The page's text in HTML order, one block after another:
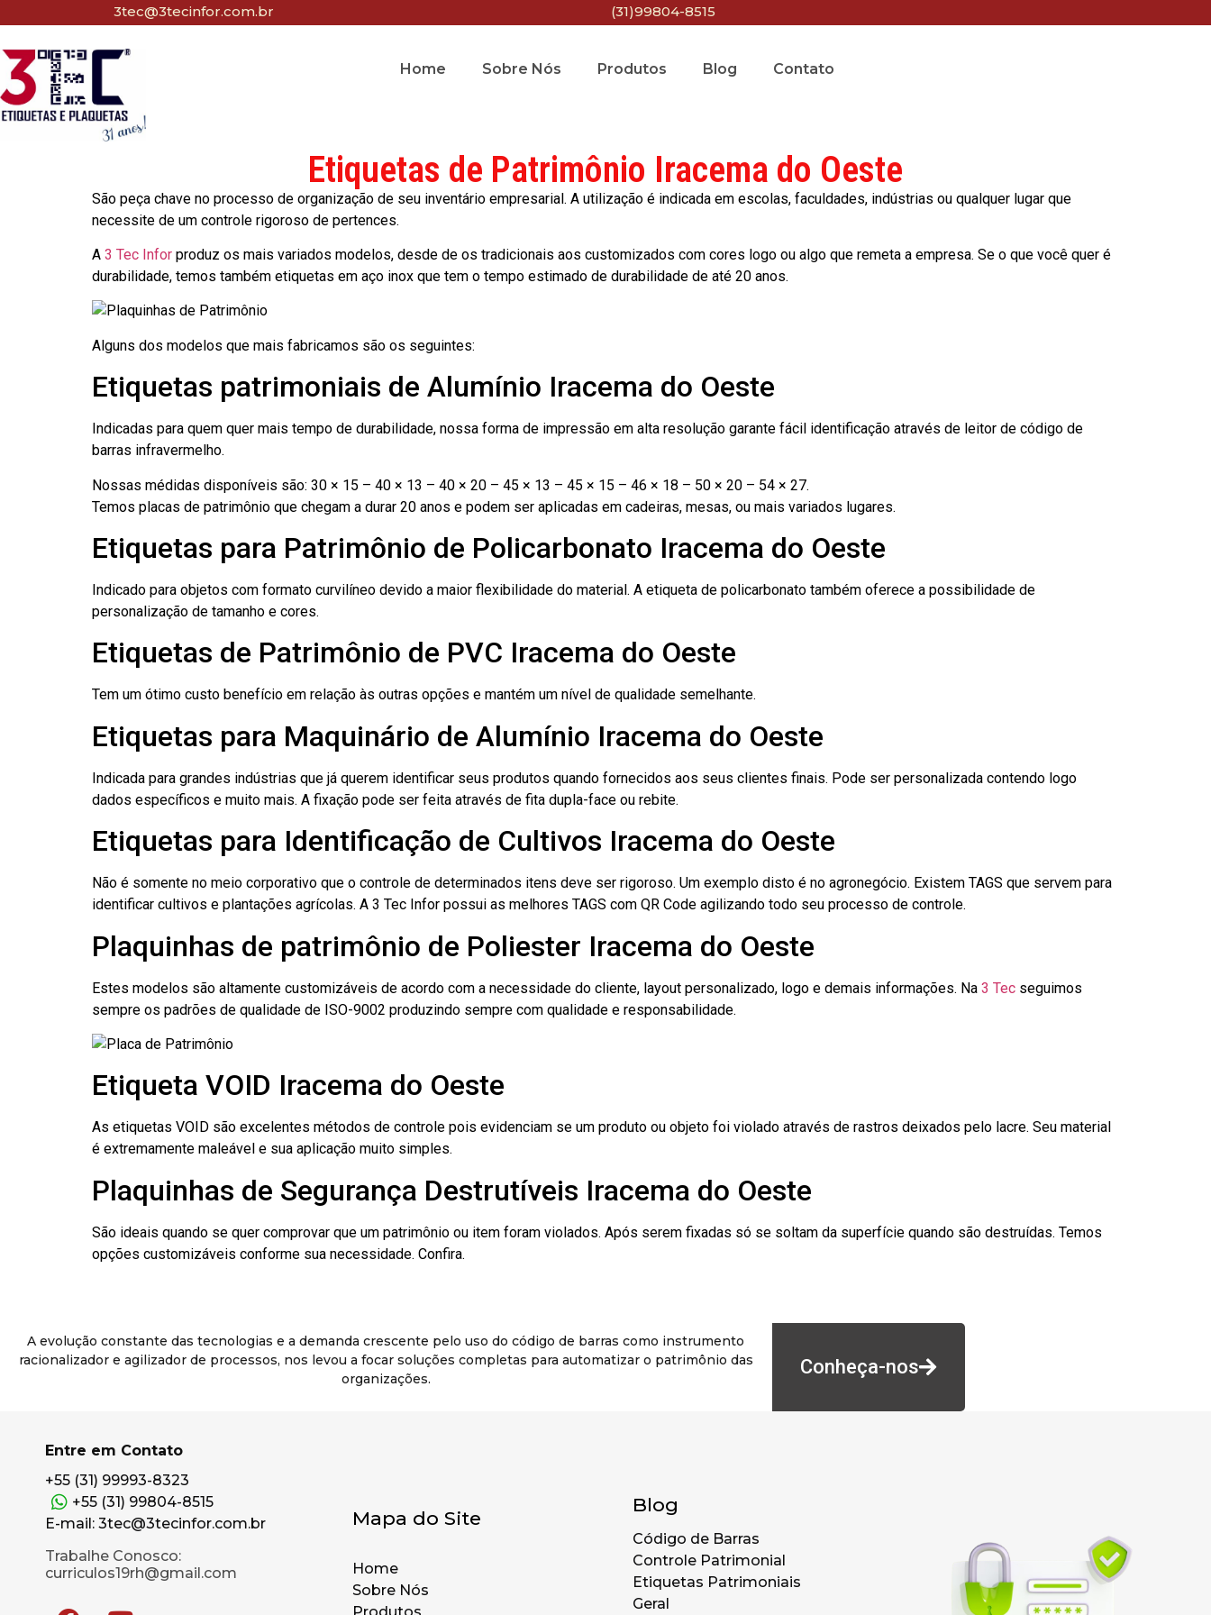
3tec@3tecinfor.com.br (31)99804-8515
Home Sobre Nós Produtos Blog Contato
Etiquetas de Patrimônio Iracema do Oeste
São peça chave no processo de organização de seu inventário empresarial. A utilização é indicada em escolas, faculdades, indústrias ou qualquer lugar que
necessite de um controle rigoroso de pertences.
A 3 Tec Infor produz os mais variados modelos, desde de os tradicionais aos customizados com cores logo ou algo que remeta a empresa. Se o que você quer é
durabilidade, temos também etiquetas em aço inox que tem o tempo estimado de durabilidade de até 20 anos.
Alguns dos modelos que mais fabricamos são os seguintes:
Etiquetas patrimoniais de Alumínio Iracema do Oeste
Indicadas para quem quer mais tempo de durabilidade, nossa forma de impressão em alta resolução garante fácil identificação através de leitor de código de
barras infravermelho.
Nossas médidas disponíveis são: 30 × 15 – 40 × 13 – 40 × 20 – 45 × 13 – 45 × 15 – 46 × 18 – 50 × 20 – 54 × 27.
Temos placas de patrimônio que chegam a durar 20 anos e podem ser aplicadas em cadeiras, mesas, ou mais variados lugares.
Etiquetas para Patrimônio de Policarbonato Iracema do Oeste
Indicado para objetos com formato curvilíneo devido a maior flexibilidade do material. A etiqueta de policarbonato também oferece a possibilidade de
personalização de tamanho e cores.
Etiquetas de Patrimônio de PVC Iracema do Oeste
Tem um ótimo custo benefício em relação às outras opções e mantém um nível de qualidade semelhante.
Etiquetas para Maquinário de Alumínio Iracema do Oeste
Indicada para grandes indústrias que já querem identificar seus produtos quando fornecidos aos seus clientes finais. Pode ser personalizada contendo logo
dados específicos e muito mais. A fixação pode ser feita através de fita dupla-face ou rebite.
Etiquetas para Identificação de Cultivos Iracema do Oeste
Não é somente no meio corporativo que o controle de determinados itens deve ser rigoroso. Um exemplo disto é no agronegócio. Existem TAGS que servem para
identificar cultivos e plantações agrícolas. A 3 Tec Infor possui as melhores TAGS com QR Code agilizando todo seu processo de controle.
Plaquinhas de patrimônio de Poliester Iracema do Oeste
Estes modelos são altamente customizáveis de acordo com a necessidade do cliente, layout personalizado, logo e demais informações. Na 3 Tec seguimos
sempre os padrões de qualidade de ISO-9002 produzindo sempre com qualidade e responsabilidade.
Etiqueta VOID Iracema do Oeste
As etiquetas VOID são excelentes métodos de controle pois evidenciam se um produto ou objeto foi violado através de rastros deixados pelo lacre. Seu material
é extremamente maleável e sua aplicação muito simples.
Plaquinhas de Segurança Destrutíveis Iracema do Oeste
São ideais quando se quer comprovar que um patrimônio ou item foram violados. Após serem fixadas só se soltam da superfície quando são destruídas. Temos
opções customizáveis conforme sua necessidade. Confira.
A evolução constante das tecnologias e a demanda crescente pelo uso do código de barras como instrumento
racionalizador e agilizador de processos, nos levou a focar soluções completas para automatizar o patrimônio das
organizações.
Conheça-nos
Entre em Contato
+55 (31) 99993-8323
+55 (31) 99804-8515
E-mail: 3tec@3tecinfor.com.br
Trabalhe Conosco:
curriculos19rh@gmail.com
Mapa do Site
Home
Sobre Nós
Blog
Código de Barras
Controle Patrimonial
Etiquetas Patrimoniais
Geral